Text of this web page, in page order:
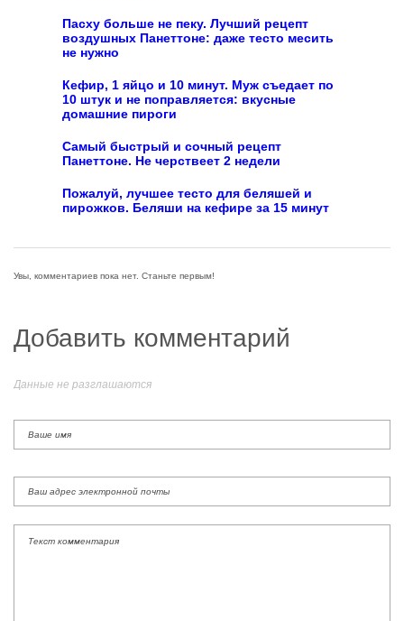
Пасху больше не пеку. Лучший рецепт
воздушных Панеттоне: даже тесто месить
не нужно
Кефир, 1 яйцо и 10 минут. Муж съедает по
10 штук и не поправляется: вкусные
домашние пироги
Самый быстрый и сочный рецепт
Панеттоне. Не черствеет 2 недели
Пожалуй, лучшее тесто для беляшей и
пирожков. Беляши на кефире за 15 минут
Увы, комментариев пока нет. Станьте первым!
Добавить комментарий
Данные не разглашаются